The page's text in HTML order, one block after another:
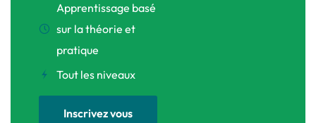
Apprentissage basé
sur la théorie et
pratique
Tout les niveaux
Inscrivez vous